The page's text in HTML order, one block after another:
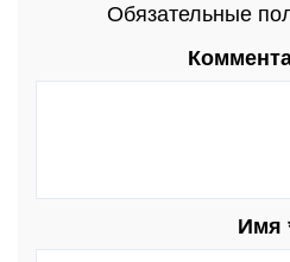
Обязательные
Имя